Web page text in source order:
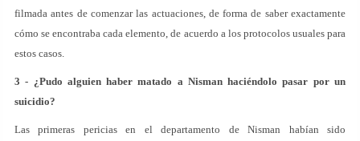
filmada antes de comenzar las actuaciones, de forma de saber exactamente
cómo se encontraba cada elemento, de acuerdo a los protocolos usuales para
estos casos.
3 - ¿Pudo alguien haber matado a Nisman haciéndolo pasar por un
suicidio?
Las primeras pericias en el departamento de Nisman habían sido